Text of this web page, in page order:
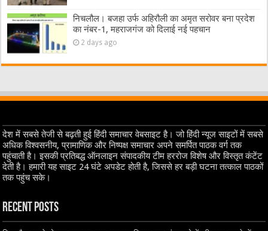
निचलौल। बजहा उर्फ अहिरौली का अमृत सरोवर बना प्रदेश
का नंबर-1, महराजगंज को दिलाई नई पहचान
2 days ago
देश में सबसे तेजी से बढ़ती हुई हिंदी समाचार वेबसाइट है। जो हिंदी न्यूज साइटों में सबसे
अधिक विश्वसनीय, प्रामाणिक और निष्पक्ष समाचार अपने समर्पित पाठक वर्ग तक
पहुंचाती है। इसकी प्रतिबद्ध ऑनलाइन संपादकीय टीम हररोज विशेष और विस्तृत कंटेंट
देती है। हमारी यह साइट 24 घंटे अपडेट होती है, जिससे हर बड़ी घटना तत्काल पाठकों
तक पहुंच सके।
Recent Posts